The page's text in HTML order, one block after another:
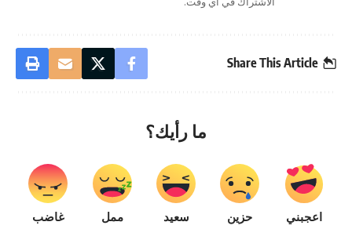
Share This Article
ما رأيك؟
اعجبني حزين سعيد ممل غاضب